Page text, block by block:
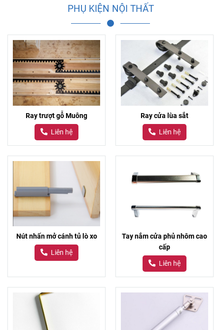
PHỤ KIỆN NỘI THẤT
Ray trượt gỗ Muông
Liên hệ
Ray cửa lùa sắt
Liên hệ
Nút nhấn mở cánh tủ lò xo
Liên hệ
Tay nắm cửa phủ nhôm cao
cấp
Liên hệ